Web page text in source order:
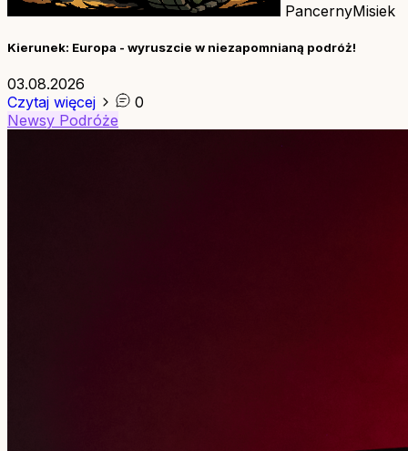
PancernyMisiek
Kierunek: Europa - wyruszcie w niezapomnianą podróż!
03.08.2026
Czytaj więcej
0
Newsy Podróże